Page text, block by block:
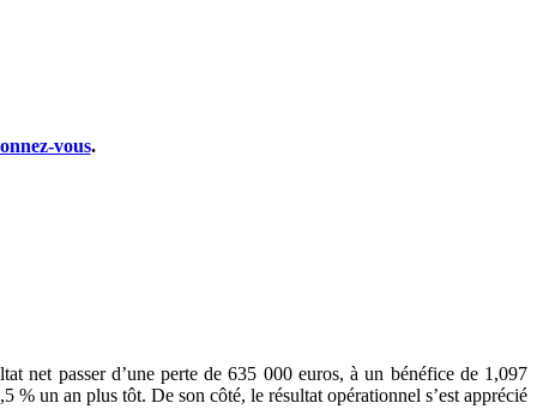
vous.
net passer d’une perte de 635 000 euros, à un bénéfice de 1,097
un an plus tôt. De son côté, le résultat opérationnel s’est apprécié